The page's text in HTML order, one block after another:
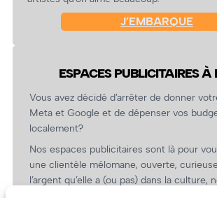
J’EMBARQUE
ESPACES PUBLICITAIRES À
Vous avez décidé d’arrêter de donner
Meta et Google et de dépenser vos
localement?
Nos espaces publicitaires sont là pour
une clientèle mélomane, ouverte,
l’argent qu’elle a (ou pas) dans la culture,